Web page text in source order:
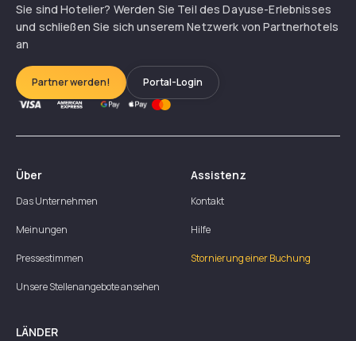
Sie sind Hotelier? Werden Sie Teil des Dayuse-Erlebnisses
und schließen Sie sich unserem Netzwerk von Partnerhotels
an
Partner werden! Portal-Login
Über
Das Unternehmen
Meinungen
Pressestimmen
Unsere Stellenangebote ansehen
Assistenz
Kontakt
Hilfe
Stornierung einer Buchung
LÄNDER